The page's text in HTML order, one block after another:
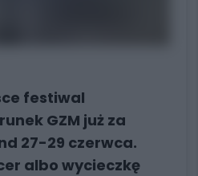
festiwal
GZM już za
27-29 czerwca.
albo wycieczkę